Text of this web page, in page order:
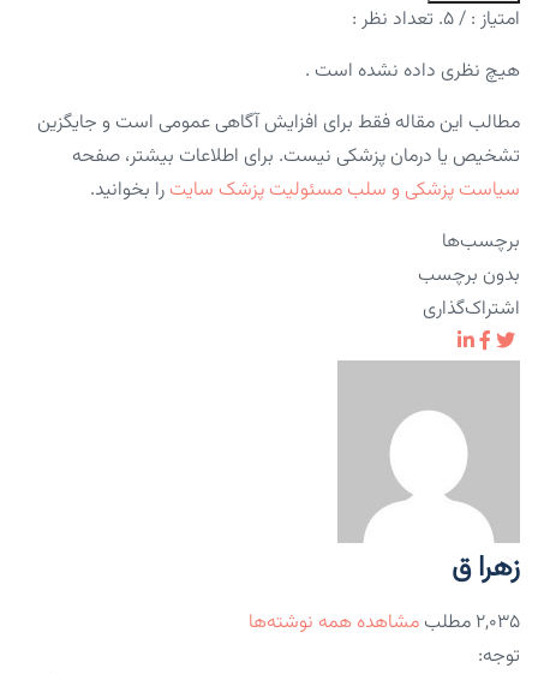
امتیاز : / ۵. تعداد نظر :
هیچ نظری داده نشده است .
مطالب این مقاله فقط برای افزایش آگاهی عمومی است و جایگزین
تشخیص یا درمان پزشکی نیست. برای اطلاعات بیشتر، صفحه
سیاست پزشکی و سلب مسئولیت پزشک سایت را بخوانید.
برچسب‌ها
بدون برچسب
اشتراک‌گذاری
زهرا ق
۲,۰۳۵ مطلب
مشاهده همه نوشته‌ها
توجه: